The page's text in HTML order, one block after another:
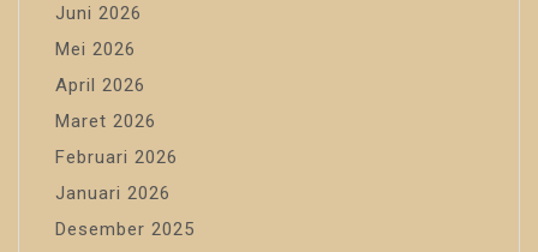
Juni 2026
Mei 2026
April 2026
Maret 2026
Februari 2026
Januari 2026
Desember 2025